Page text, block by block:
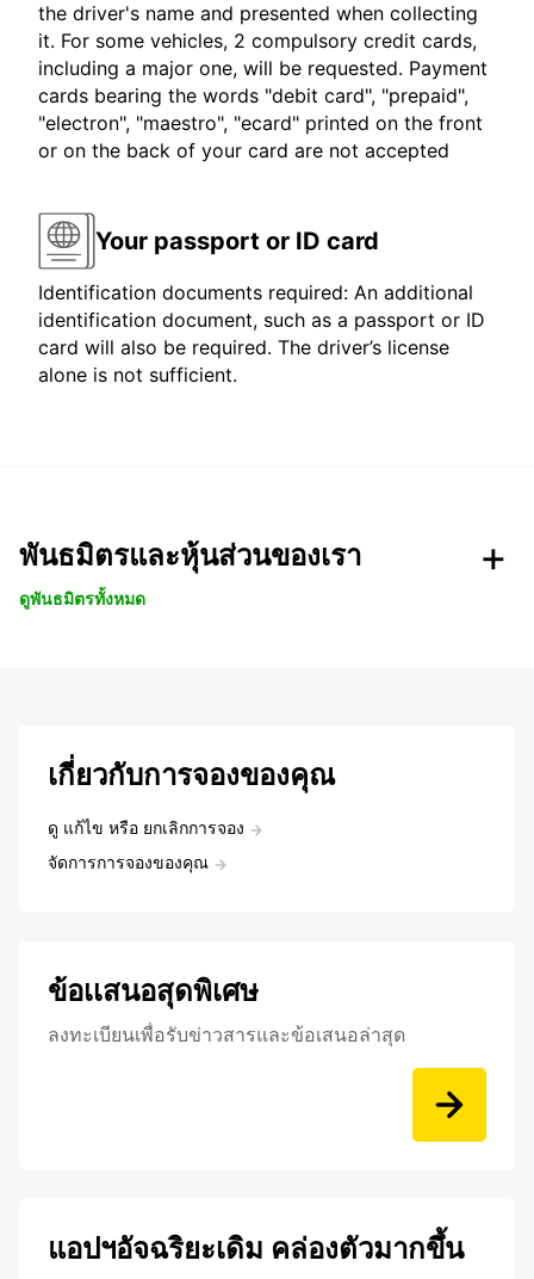
the driver's name and presented when collecting
it. For some vehicles, 2 compulsory credit cards,
including a major one, will be requested. Payment
cards bearing the words "debit card", "prepaid",
"electron", "maestro", "ecard" printed on the front
or on the back of your card are not accepted
Your passport or ID card
Identification documents required: An additional
identification document, such as a passport or ID
card will also be required. The driver’s license
alone is not sufficient.
พันธมิตรและหุ้นส่วนของเรา
ดูพันธมิตรทั้งหมด
เกี่ยวกับการจองของคุณ
ดู แก้ไข หรือ ยกเลิกการจอง
จัดการการจองของคุณ
ข้อเเสนอสุดพิเศษ
ลงทะเบียนเพื่อรับข่าวสารและข้อเสนอล่าสุด
แอปฯอัจฉริยะเดิม คล่องตัวมากขึ้น